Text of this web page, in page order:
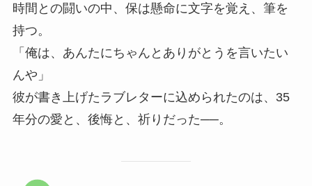
時間との闘いの中、保は懸命に文字を覚え、筆を
持つ。
「俺は、あんたにちゃんとありがとうを言いたい
んや」
彼が書き上げたラブレターに込められたのは、35
年分の愛と、後悔と、祈りだった──。